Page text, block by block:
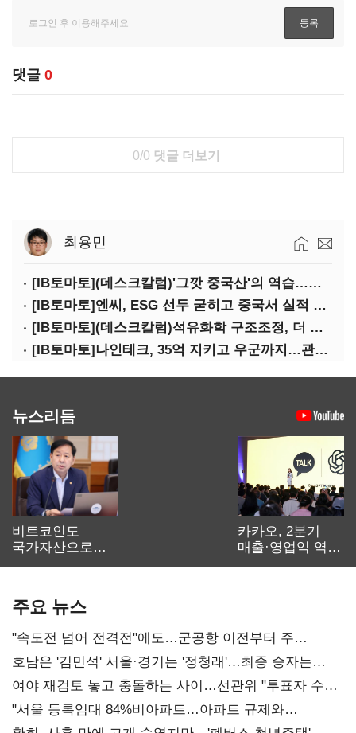
댓글 0
0/0 댓글 더보기
최용민
[IB토마토](데스크칼럼)'그깟 중국산'의 역습…전기차 시장도 내줄 셈인가
[IB토마토]엔씨, ESG 선두 굳히고 중국서 실적 반등 시동
[IB토마토](데스크칼럼)석유화학 구조조정, 더 미루면 공멸이다
[IB토마토]나인테크, 35억 지키고 우군까지…관계사 활용 '1석2조'
뉴스리듬
비트코인도
국가자산으로…'
카카오, 2분기
매출·영업익 역대
주요 뉴스
"속도전 넘어 전격전"에도…군공항 이전부터 주
52시간까지 '뇌관'
호남은 '김민석' 서울·경기는 '정청래'…최종 승자는
'안갯속'
여야 재검토 놓고 충돌하는 사이…선관위 "투표자 수
오차 당연"
"서울 등록임대 84%비아파트…아파트 규제와